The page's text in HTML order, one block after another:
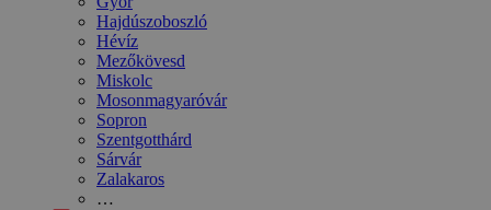
Hajdúszoboszló
Hévíz
Mezőkövesd
Miskolc
Mosonmagyaróvár
Sopron
Szentgotthárd
Sárvár
Zalakaros
…